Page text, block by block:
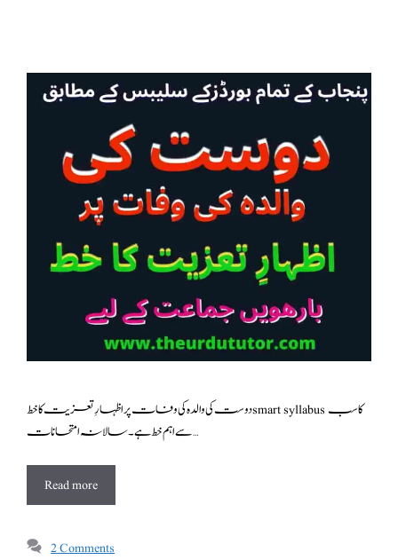
دوست کی والدہ کی وفات پر اظہارِ تعزیت کا خط smart syllabus کا سب
سے اہم خط ہے۔ سالانہ امتحانات …
Read more
2 Comments